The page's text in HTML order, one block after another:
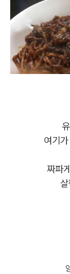
여기
짜파